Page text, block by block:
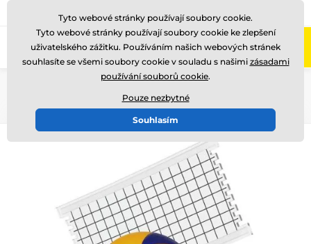
Zavolejte nám (Po-Pá 8-17)
Tyto webové stránky používají soubory cookie.
Tyto webové stránky používají soubory cookie ke zlepšení
uživatelského zážitku. Používáním našich webových stránek
souhlasíte se všemi soubory cookie v souladu s našimi zásadami
používání souborů cookie.
Pouze nezbytné
Souhlasím